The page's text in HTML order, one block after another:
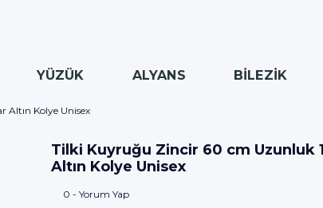
YÜZÜK ALYANS BİLEZİK
Kolye Unisex
Tilki Kuyruğu Zincir 60 cm Uzunluk
Altın Kolye Unisex
0 - Yorum Yap